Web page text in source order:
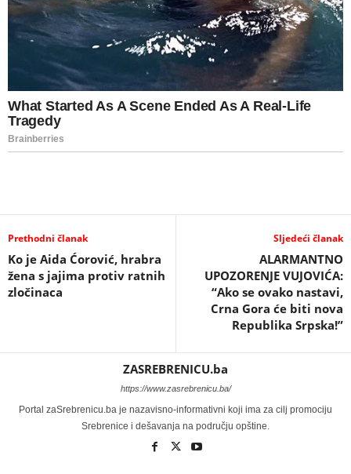
Prethodni članak
Ko je Aida Ćorović, hrabra
žena s jajima protiv ratnih
zločinaca
Sljedeći članak
ALARMANTNO
UPOZORENJE VUJOVIĆA:
“Ako se ovako nastavi,
Crna Gora će biti nova
Republika Srpska!”
ZASREBRENICU.ba
https://www.zasrebrenicu.ba/
Portal zaSrebrenicu.ba je nazavisno-informativni koji ima za cilj promociju
Srebrenice i dešavanja na području opštine.